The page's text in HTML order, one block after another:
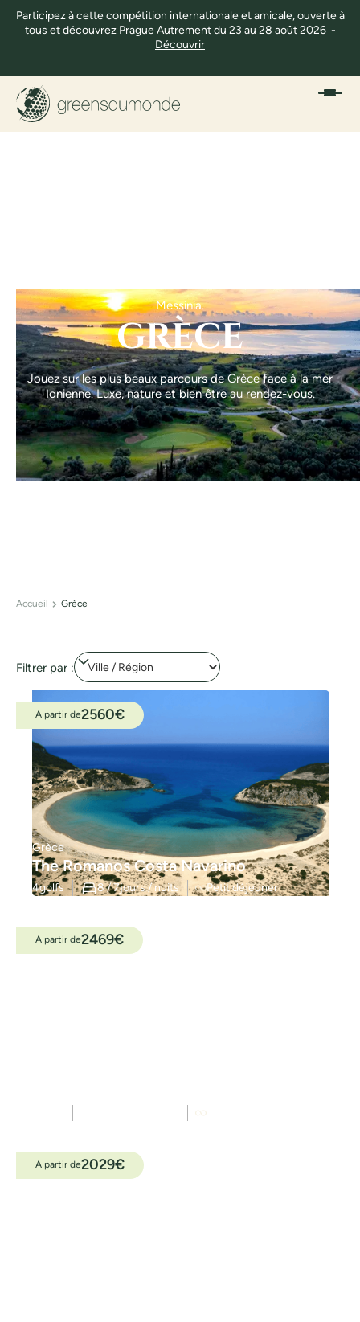
Participez à cette compétition internationale et amicale, ouverte à
tous et découvrez Prague Autrement du 23 au 28 août 2026 -
Découvrir
Messinia.
GRÈCE
Jouez sur les plus beaux parcours de Grèce face à la mer
Ionienne. Luxe, nature et bien être au rendez-vous.
Accueil Grèce
Filtrer par :
Grèce
The Romanos Costa Navarino
4golfs 8 / 7jours / nuits Petit déjeuner
A partir de2560€
A partir de2469€
A partir de2029€